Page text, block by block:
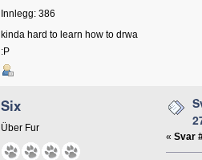
Innlegg: 386
kinda hard to learn how to drwa
:P
Six
Über Fur
« Svar